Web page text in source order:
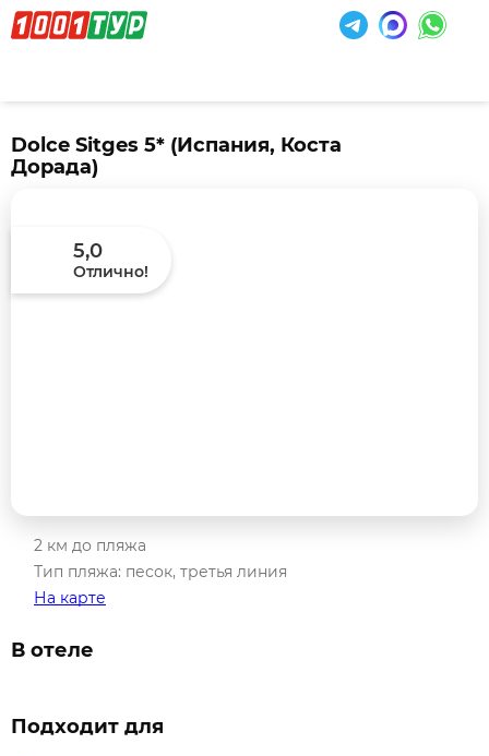
Dolce Sitges 5* (Испания, Коста
Дорада)
5,0
Отлично!
2 км до пляжа
Тип пляжа: песок, третья линия
На карте
В отеле
Подходит для